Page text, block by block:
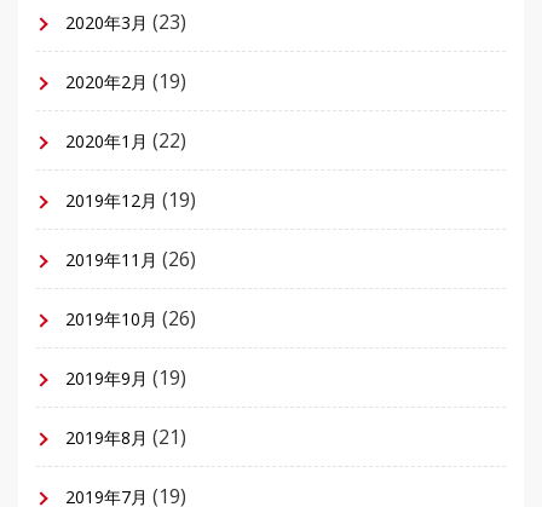
2020年3月 (23)
2020年2月 (19)
2020年1月 (22)
2019年12月 (19)
2019年11月 (26)
2019年10月 (26)
2019年9月 (19)
2019年8月 (21)
2019年7月 (19)